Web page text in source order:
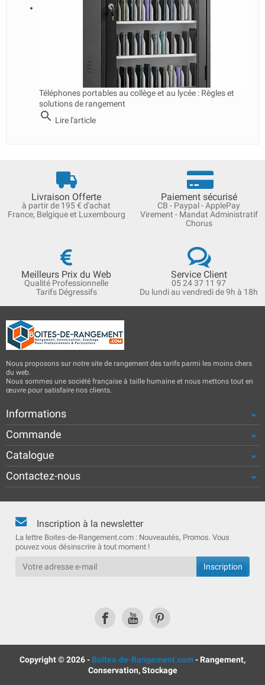
Téléphones portables au collège et au lycée : Règles et
solutions de rangement
search Lire l'article
Livraison Offerte
à partir de 195 € d'achat
France, Belgique et Luxembourg
Paiement sécurisé
CB - Paypal - ApplePay
Virement - Mandat Administratif
Chorus
Meilleurs Prix du Web
Qualité Professionnelle
Tarifs Dégressifs
Service Client
05 24 37 11 97
Du lundi au vendredi de 9h à 18h
Nous proposons sur notre site de rangement des tarifs parmi les moins chers
du web.
Nous sommes une société française à taille humaine et nous mettons tout en
œuvre pour satisfaire nos clients.
Informations
Commande
Catalogue
Contactez-nous
Inscription à la newsletter
La lettre Boites-de-Rangement.com : Nouveautés, Promos. Vous
pouvez vous désinscrire à tout moment !
Copyright © 2026 - Boites-de-Rangement.com- Rangement,
Conservation, Stockage